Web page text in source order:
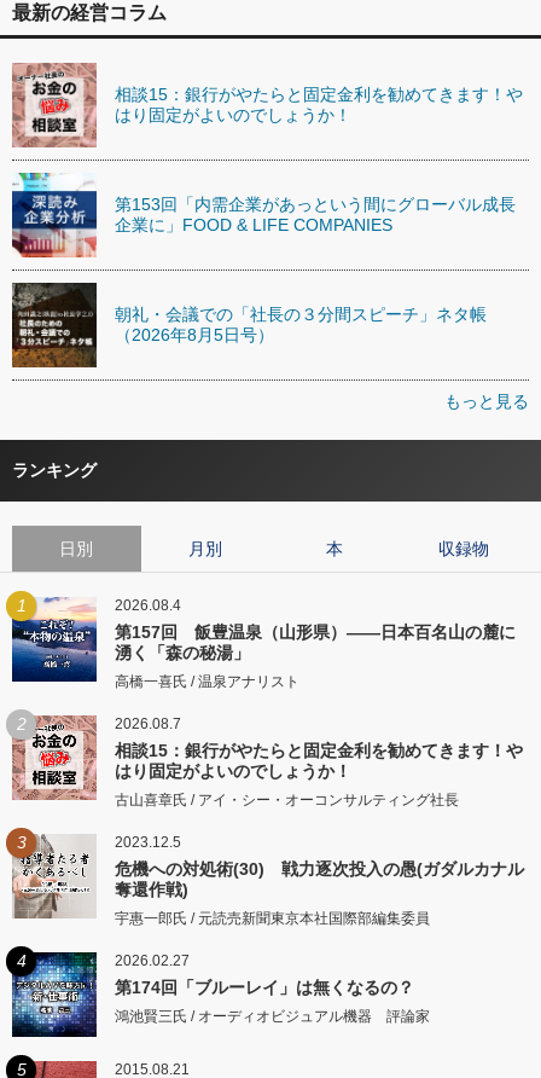
最新の経営コラム
相談15：銀行がやたらと固定金利を勧めてきます！や
はり固定がよいのでしょうか！
第153回「内需企業があっという間にグローバル成長
企業に」FOOD & LIFE COMPANIES
朝礼・会議での「社長の３分間スピーチ」ネタ帳
（2026年8月5日号）
もっと見る
ランキング
日別 月別 本 収録物
1 2026.08.4
第157回 飯豊温泉（山形県）――日本百名山の麓に
湧く「森の秘湯」
高橋一喜氏 / 温泉アナリスト
2 2026.08.7
相談15：銀行がやたらと固定金利を勧めてきます！や
はり固定がよいのでしょうか！
古山喜章氏 / アイ・シー・オーコンサルティング社長
3 2023.12.5
危機への対処術(30) 戦力逐次投入の愚(ガダルカナル
奪還作戦)
宇惠一郎氏 / 元読売新聞東京本社国際部編集委員
4 2026.02.27
第174回「ブルーレイ」は無くなるの？
鴻池賢三氏 / オーディオビジュアル機器 評論家
5 2015.08.21